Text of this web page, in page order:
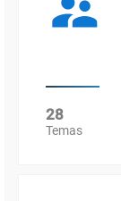
28
Temas